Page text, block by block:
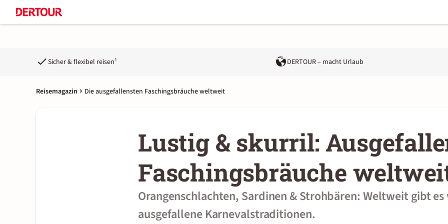
Sicher & flexibel reisen¹ DERTOUR – macht Urlaub
Reisemagazin Die ausgefallensten Faschingsbräuche weltweit
Lustig & skurril:
Faschingsbräuche
Orangenschlachten, Sardinen & Strohbären: Weltweit gibt es
ausgefallene Karnevalstraditionen.